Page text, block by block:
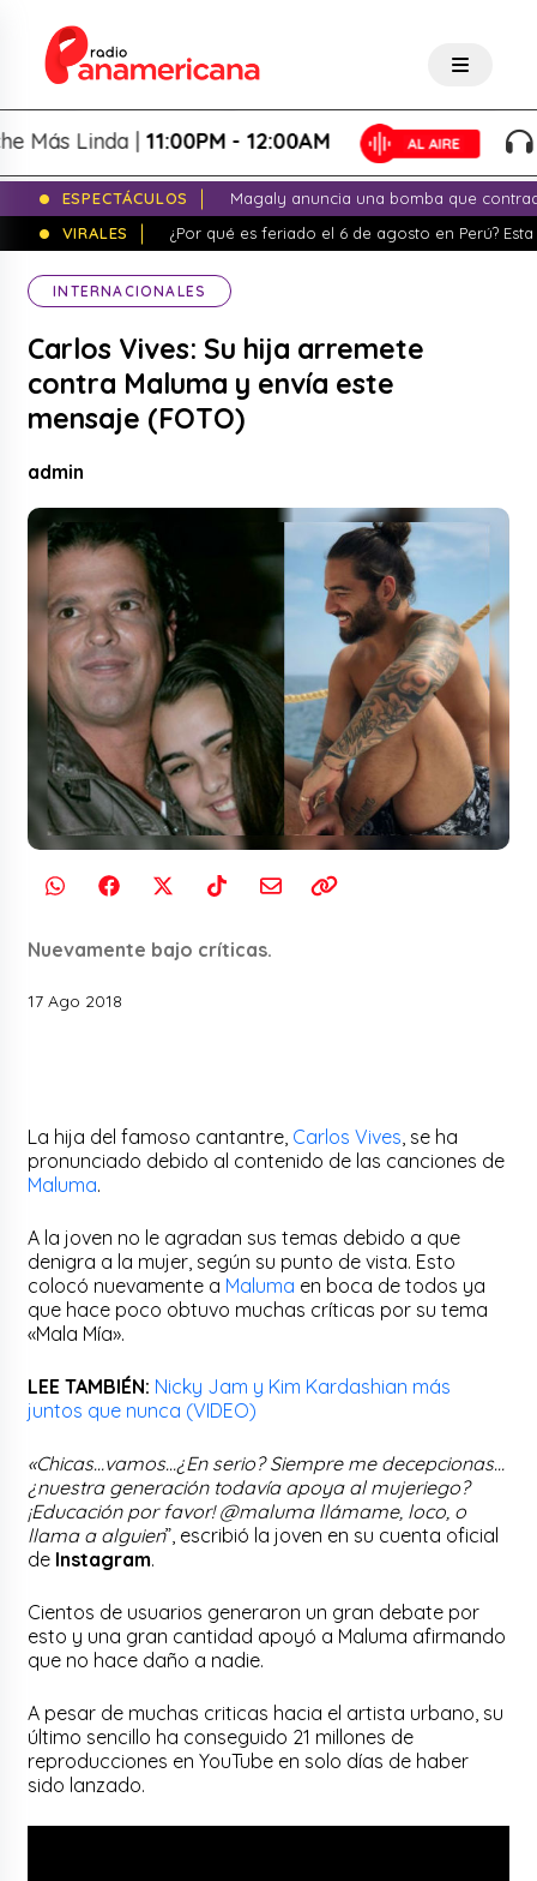
Linda |11:00PM - 12:00AM La
ESPECTÁCULOS
Magaly anuncia una bomba que
VIRALES
¿Por qué es feriado el 6 de agosto en Perú?
INTERNACIONALES
Carlos Vives: Su hija arremete
contra Maluma y envía este
mensaje (FOTO)
admin
Nuevamente bajo críticas.
17 Ago 2018
La hija del famoso cantantre, Carlos Vives , se ha
pronunciado debido al contenido de las canciones de
Maluma.
A la joven no le agradan sus temas debido a que
denigra a la mujer, según su punto de vista. Esto
colocó nuevamente a Maluma en boca de todos ya
que hace poco obtuvo muchas críticas por su tema
«Mala Mía».
LEE TAMBIÉN: Nicky Jam y Kim Kardashian más
juntos que nunca (VIDEO)
«Chicas…vamos…¿En serio? Siempre me decepcionas…
¿nuestra generación todavía apoya al mujeriego?
¡Educación por favor! @maluma llámame, loco, o
llama a alguien”, escribió la joven en su cuenta oficial
de Instagram.
Cientos de usuarios generaron un gran debate por
esto y una gran cantidad apoyó a Maluma afirmando
que no hace daño a nadie.
A pesar de muchas criticas hacia el artista urbano, su
último sencillo ha conseguido 21 millones de
reproducciones en YouTube en solo días de haber
sido lanzado.